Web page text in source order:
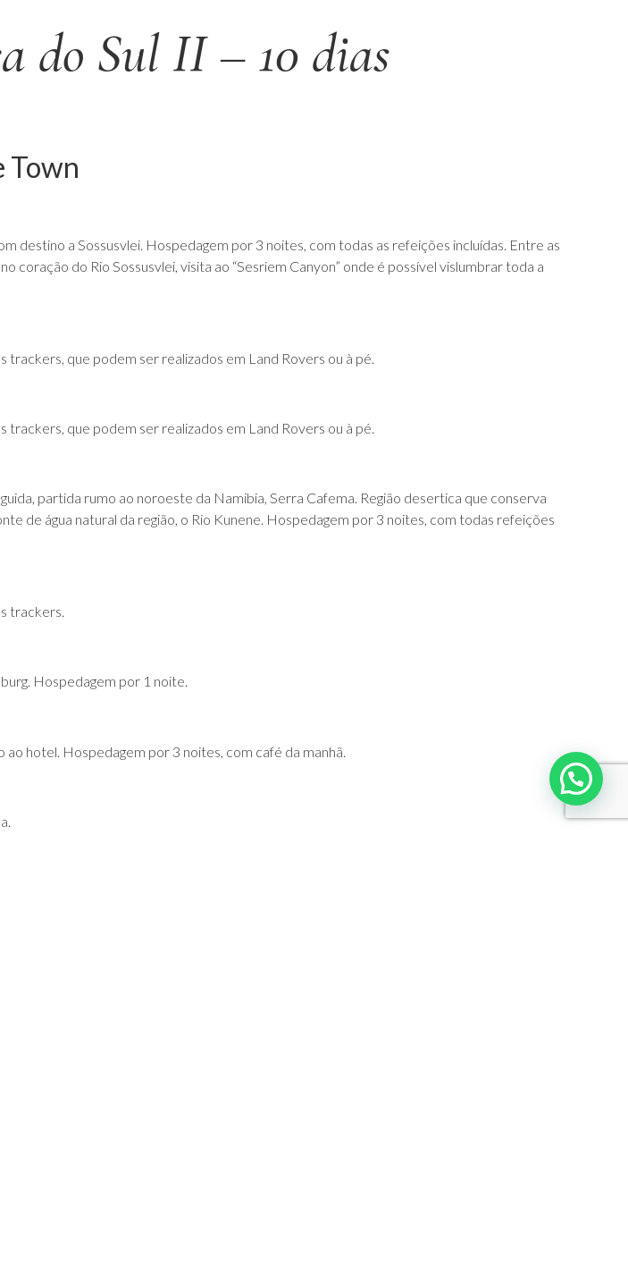
do Sul II – 10 dias
Town
destino a Sossusvlei. Hospedagem por 3 noites, com todas as refeições incluídas. Entre as
coração do Rio Sossusvlei, visita ao “Sesriem Canyon” onde é possível vislumbrar toda a
que podem ser realizados em Land Rovers ou à pé.
que podem ser realizados em Land Rovers ou à pé.
partida rumo ao noroeste da Namibia, Serra Cafema. Região desertica que conserva
de água natural da região, o Rio Kunene. Hospedagem por 3 noites, com todas refeições
trackers.
Hospedagem por 1 noite.
hotel. Hospedagem por 3 noites, com café da manhã.